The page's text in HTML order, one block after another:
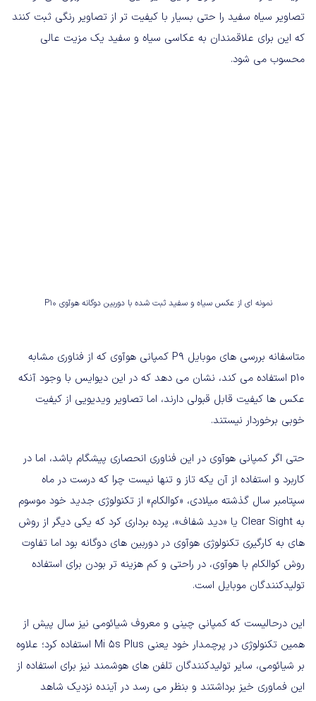
تصاویر سیاه سفید را حتی بسیار با کیفیت تر از تصاویر رنگی ثبت کنند
که این برای علاقمندان به عکاسی سیاه و سفید یک مزیت عالی
محسوب می شود.
نمونه ای از عکس سیاه و سفید ثبت شده با دوربین دوگانه هوآوی P10
متاسفانه بررسی های موبایل P9 کمپانی هوآوی که از فناوری مشابه
p10 استفاده می کند، نشان می دهد که در این دیوایس با وجود آنکه
عکس ها کیفیت قابل قبولی دارند، اما تصاویر ویدیویی از کیفیت
خوبی برخوردار نیستند.
حتی اگر کمپانی هوآوی در این فناوری انحصاری پیشگام باشد، اما در
کاربرد و استفاده از آن یکه تاز و تنها نیست چرا که درست در ماه
سپتامبر سال گذشته میلادی، «کوالکام» از تکنولوژی جدید خود موسوم
به Clear Sight‌ یا «دید شفاف»، پرده برداری کرد که یکی دیگر از روش
های به کارگیری تکنولوژی هوآوی در دوربین های دوگانه بود اما تفاوت
روش کوالکام با هوآوی، در راحتی و کم هزینه تر بودن برای استفاده
تولیدکنندگان موبایل است.
این درحالیست که کمپانی چینی و معروف شیائومی نیز سال پیش از
همین تکنولوژی در پرچمدار خود یعنی Mi 5s Plus استفاده کرد؛ علاوه
بر شیائومی، سایر تولیدکنندگان تلفن های هوشمند نیز برای استفاده از
این فماوری خیز برداشتند و بنظر می رسد در آینده نزدیک شاهد